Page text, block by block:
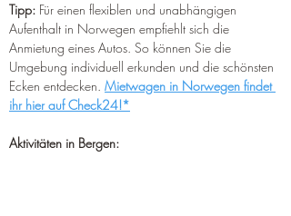
Tipp: Für einen flexiblen und unabhängigen
Aufenthalt in Norwegen empfiehlt sich die
Anmietung eines Autos. So können Sie die
Umgebung individuell erkunden und die schönsten
Ecken entdecken. Mietwagen in Norwegen findet
ihr hier auf Check24!*
Aktivitäten in Bergen: